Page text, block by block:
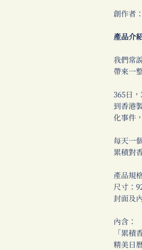
創作者
產品介
我們常
帶來一
365日
到香港
化事件
每天一
累積對
產品規
尺寸：
封面及
內含：
「累積
精美日